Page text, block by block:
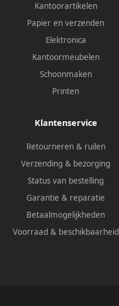
Kantoorartikelen
Papier en verzenden
Elektronica
Kantoormeubelen
Schoonmaken
Printen
Klantenservice
Retourneren & ruilen
Verzending & bezorging
Status van bestelling
Garantie & reparatie
Betaalmogelijkheden
Voorraad & beschikbaarheid